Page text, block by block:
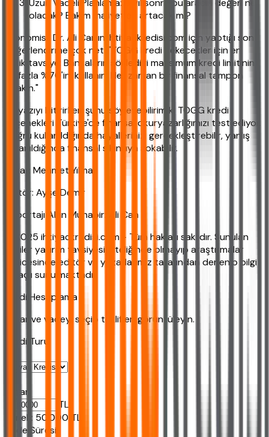
Uzun Vadeli Planlama: 5 yıl sonra bu aracın değeri ne
olacak? Bakım maliyetleri artacak mı?
Ekonomist Dr. Ali Can'ın ihtiyackredisi.com için yaptığı son
değerlendirme çok net: "TOGG kredi çekecekler için en
kritik tavsiye: Bankaların söylediği maksimum kredi limitinin
en fazla %70'ini kullanın. Her zaman bir finansal tampon
bırakın."
Bu yazıyı bitirirken şunu söyleyebilirim ki TOGG kredi
seçenekleri Türkiye'de finansal okuryazarlığımızı test ediyor.
Doğru kullanıldığında hayallerinizi gerçekleştirebilir, yanlış
kullanıldığında finansal sıkıntıya sokabilir.
Yazar: Mehmet Yılmaz
Editör: Ayşe Demir
Röportajı Alan Muhabir: Ali Can
© 2025 ihtiyackredisi.com - Tüm hakları saklıdır. Sunulan
bilgiler yatırım tavsiyesi niteliğinde olmayıp araştırmalar
neticesinde editör ve yazarlarımız tarafından derlenip bilgi
amaçlı sunulmaktadır.
Kredi Hesaplama
Tutar ve vadeyi seçip teklifleri görüntüleyin.
Kredi Turu
Tutar
TL
Ornek: 50.000 TL
Vade Süresi